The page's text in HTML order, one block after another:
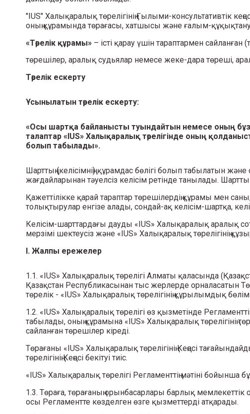
"IUS" Халықаралық төрелігінің Ғылыми-консультативтік
оның құрамында төрағасы, хатшысы және ғалым-
«Төрелік құрамы» – істі қарау үшін тараптармен
төрешілер, аралық судьялар немесе жеке-дара төреші,
Төрелік ескерту
Ұсынылатын төрелік ескерту:
«Осы шартқа байланысты туындайтын немесе оның
талаптар «IUS» Халықаралық төрелігінде оның
болып табылады».
Шарттың (келісімнің) құрамдас бөлігі болып табылатын
жағдайларынан тәуелсіз келісім ретінде танылады.
Қажеттілікке қарай тараптар төрешілердің құрамы мен
толықтырулар енгізе алады, сондай-ақ келісім-шартқа,
Келісім-шарттардағы дауды «IUS» Халықаралық аралық
мерзімі шектеусіз және «IUS» Халықаралық төрелігінің
I. Жалпы ережелер
1.1. «IUS» Халықаралық төрелігі Алматы қаласында
Қазақстан Республикасынан тыс жерлерде орналасатын
төрелік - «IUS» Халықаралық төрелігінің құрылымдық
1.2. «IUS» Халықаралық төрелігі өз қызметінде
табылады, оның құрамына «IUS» Халықаралық төрелігінің
сайланған төрешілер кіреді.
Төрағаны «IUS» Халықаралық төрелігінің Кеңесі
төрелігінің Кеңесі бекітуі тиіс.
«IUS» Халықаралық төрелігі Регламенттің мәтіні бойынша
1.3. Төраға, төрағаның орынбасарлары барлық мемлекеттік
осы Регламентте көзделген өзге қызметтерді атқарады.